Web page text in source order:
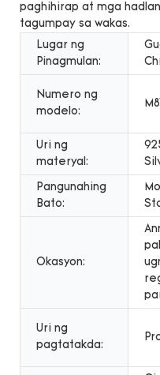
paghihirap at mga
tagumpay sa wakas.
Lugar ng
Pinagmulan:
Numero ng
modelo:
Uri ng
materyal:
Pangunahing
Bato:
Okasyon:
Uri ng
pagtatakda: